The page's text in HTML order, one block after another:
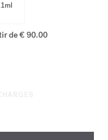
de € 90.00